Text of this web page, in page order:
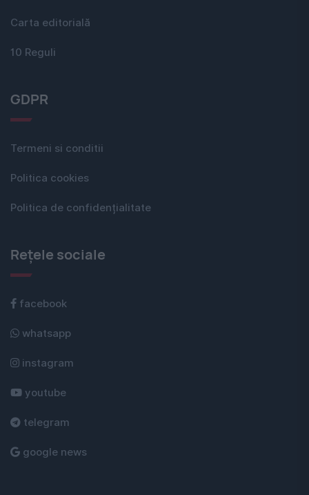
Carta editorială
10 Reguli
GDPR
Termeni si conditii
Politica cookies
Politica de confidențialitate
Rețele sociale
facebook
whatsapp
instagram
youtube
telegram
google news